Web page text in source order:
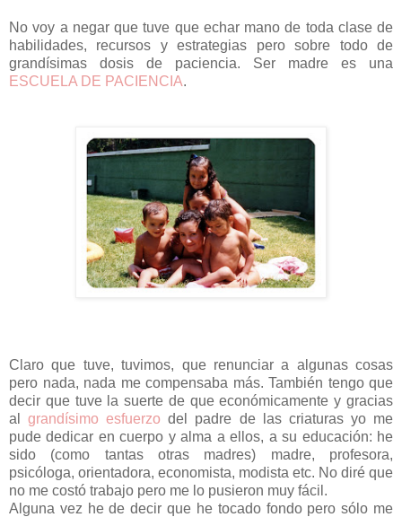
No voy a negar que tuve que echar mano de toda clase de
habilidades, recursos y estrategias pero sobre todo de
grandísimas dosis de paciencia. Ser madre es una
ESCUELA DE PACIENCIA.
Claro que tuve, tuvimos, que renunciar a algunas cosas
pero nada, nada me compensaba más. También tengo que
decir que tuve la suerte de que económicamente y gracias
algrandísimo esfuerzo del padre de las criaturas yo me
pude dedicar en cuerpo y alma a ellos, a su educación: he
sido (como tantas otras madres) madre, profesora,
psicóloga, orientadora, economista, modista etc. No diré que
no me costó trabajo pero me lo pusieron muy fácil.
Alguna vez he de decir que he tocado fondo pero sólo me